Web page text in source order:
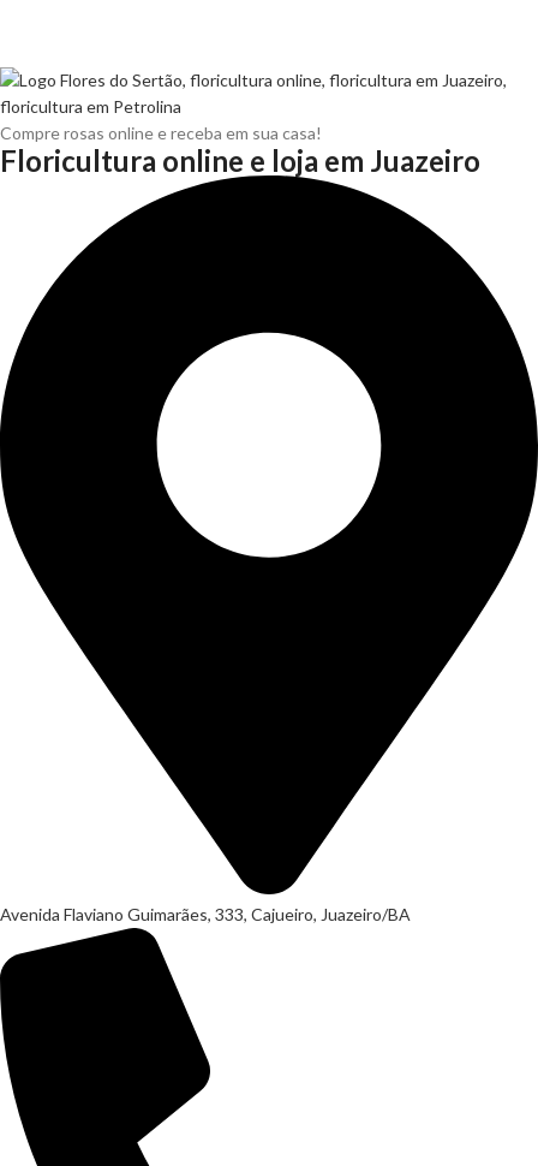
Compre rosas online e receba em sua casa!
Floricultura online e loja em Juazeiro
Avenida Flaviano Guimarães, 333, Cajueiro, Juazeiro/BA